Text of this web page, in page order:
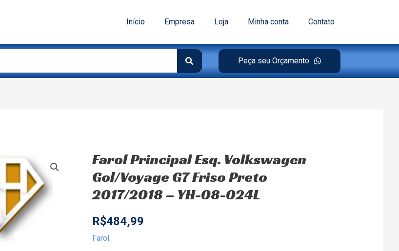
Início Empresa Loja Minha conta Contato
Peça seu Orçamento
Farol Principal Esq. Volkswagen
Gol/Voyage G7 Friso Preto
2017/2018 – YH-08-024L
R$484,99
Farol